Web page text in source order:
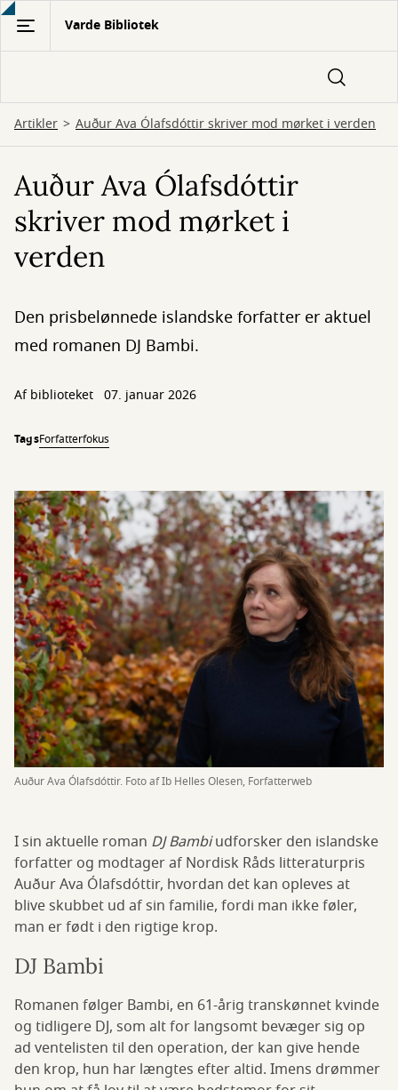
Gå
hovedindhold
Varde Bibliotek
Artikler Auður Ava Ólafsdóttir skriver mod mørket i verden
Auður Ava Ólafsdóttir
skriver mod mørket i
verden
Den prisbelønnede islandske forfatter er aktuel
med romanen DJ Bambi.
Af biblioteket 07. januar 2026
TagsForfatterfokus
Auður Ava Ólafsdóttir. Foto af Ib Helles Olesen, Forfatterweb
I sin aktuelle roman DJ Bambi udforsker den islandske
forfatter og modtager af Nordisk Råds litteraturpris
Auður Ava Ólafsdóttir, hvordan det kan opleves at
blive skubbet ud af sin familie, fordi man ikke føler,
man er født i den rigtige krop.
DJ Bambi
Romanen følger Bambi, en 61-årig transkønnet kvinde
og tidligere DJ, som alt for langsomt bevæger sig op
ad ventelisten til den operation, der kan give hende
den krop, hun har længtes efter altid. Imens drømmer